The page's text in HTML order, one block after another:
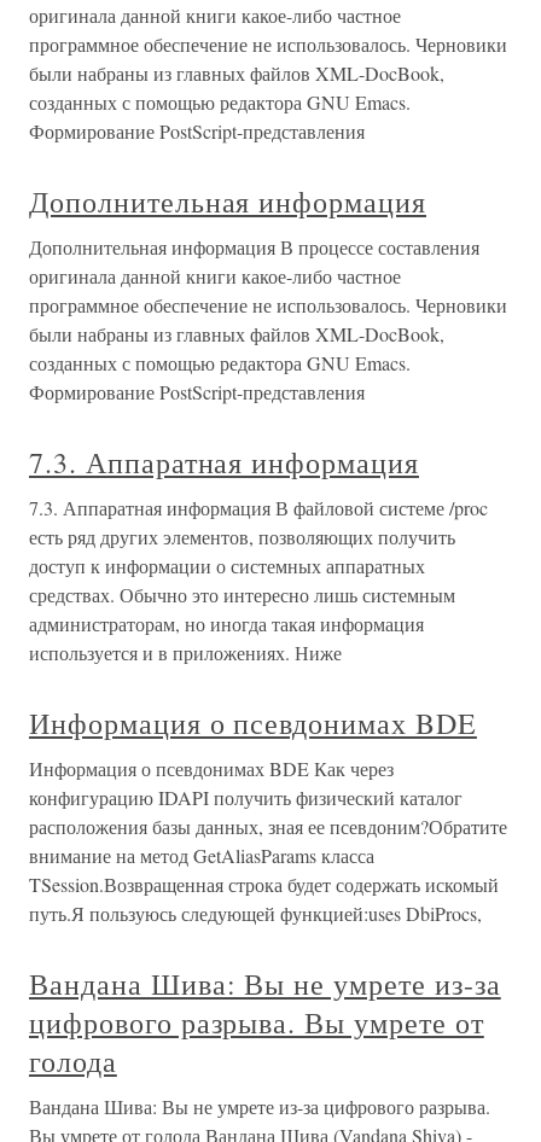
оригинала данной книги какое-либо частное
программное обеспечение не использовалось. Черновики
были набраны из главных файлов XML-DocBook,
созданных с помощью редактора GNU Emacs.
Формирование PostScript-представления
Дополнительная информация
Дополнительная информация В процессе составления
оригинала данной книги какое-либо частное
программное обеспечение не использовалось. Черновики
были набраны из главных файлов XML-DocBook,
созданных с помощью редактора GNU Emacs.
Формирование PostScript-представления
7.3. Аппаратная информация
7.3. Аппаратная информация В файловой системе /proc
есть ряд других элементов, позволяющих получить
доступ к информации о системных аппаратных
средствах. Обычно это интересно лишь системным
администраторам, но иногда такая информация
используется и в приложениях. Ниже
Информация о псевдонимах BDE
Информация о псевдонимах BDE Как через
конфигурацию IDAPI получить физический каталог
расположения базы данных, зная ее псевдоним?Обратите
внимание на метод GetAliasParams класса
TSession.Возвращенная строка будет содержать искомый
путь.Я пользуюсь следующей функцией:uses DbiProcs,
Вандана Шива: Вы не умрете из-за
цифрового разрыва. Вы умрете от
голода
Вандана Шива: Вы не умрете из-за цифрового разрыва.
Вы умрете от голода Вандана Шива (Vandana Shiva) -